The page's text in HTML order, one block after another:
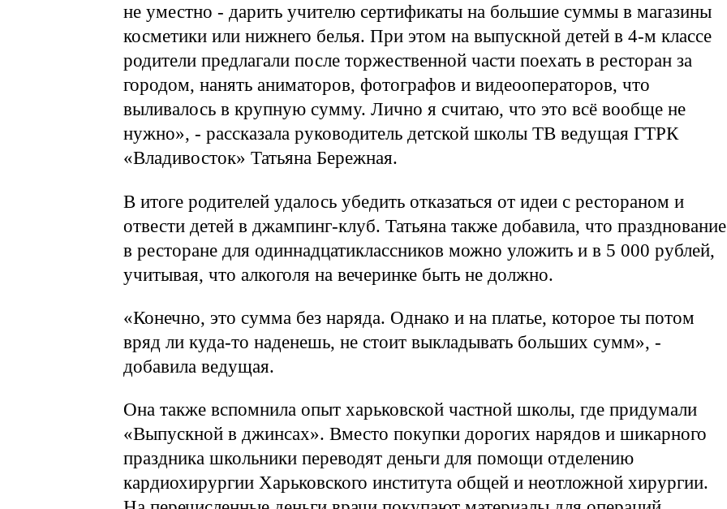
не уместно - дарить учителю сертификаты на большие суммы в магазины
косметики или нижнего белья. При этом на выпускной детей в 4-м классе
родители предлагали после торжественной части поехать в ресторан за
городом, нанять аниматоров, фотографов и видеооператоров, что
выливалось в крупную сумму. Лично я считаю, что это всё вообще не
нужно», - рассказала руководитель детской школы ТВ ведущая ГТРК
«Владивосток» Татьяна Бережная.
В итоге родителей удалось убедить отказаться от идеи с рестораном и
отвести детей в джампинг-клуб. Татьяна также добавила, что празднование
в ресторане для одиннадцатиклассников можно уложить и в 5 000 рублей,
учитывая, что алкоголя на вечеринке быть не должно.
«Конечно, это сумма без наряда. Однако и на платье, которое ты потом
вряд ли куда-то наденешь, не стоит выкладывать больших сумм», -
добавила ведущая.
Она также вспомнила опыт харьковской частной школы, где придумали
«Выпускной в джинсах». Вместо покупки дорогих нарядов и шикарного
праздника школьники переводят деньги для помощи отделению
кардиохирургии Харьковского института общей и неотложной хирургии.